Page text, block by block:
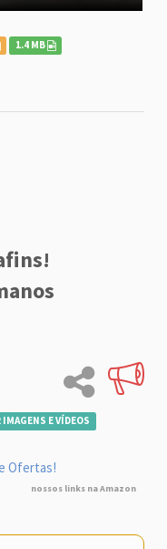
1.4 MB
IMAGENS E VÍDEOS
Ofertas!
nossos links na Amazon